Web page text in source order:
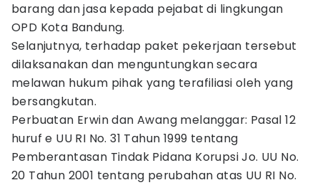
barang dan jasa kepada pejabat di lingkungan
OPD Kota Bandung.
Selanjutnya, terhadap paket pekerjaan tersebut
dilaksanakan dan menguntungkan secara
melawan hukum pihak yang terafiliasi oleh yang
bersangkutan.
Perbuatan Erwin dan Awang melanggar: Pasal 12
huruf e UU RI No. 31 Tahun 1999 tentang
Pemberantasan Tindak Pidana Korupsi Jo. UU No.
20 Tahun 2001 tentang perubahan atas UU RI No.